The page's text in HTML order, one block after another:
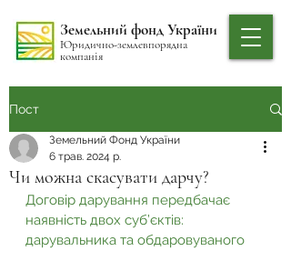
Земельний фонд України
Юридично-землевпорядна
компанія
Пост
Чи можна скасувати дарчу?
Земельний Фонд України
6 трав. 2024 р.
Договір дарування передбачає
наявність двох суб’єктів:
дарувальника та обдаровуваного